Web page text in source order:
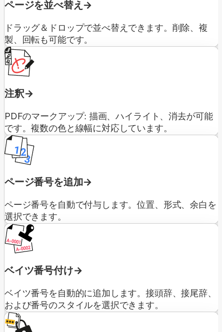
ページを並べ替え
ドラッグ＆ドロップで並べ替えできます。削除、複
製、回転も可能です。
注釈
PDFのマークアップ: 描画、ハイライト、消去が可能
です。複数の色と線幅に対応しています。
ページ番号を追加
ページ番号を自動で付与します。位置、形式、余白を
選択できます。
ベイツ番号付け
ベイツ番号を自動的に追加します。接頭辞、接尾辞、
および番号のスタイルを選択できます。